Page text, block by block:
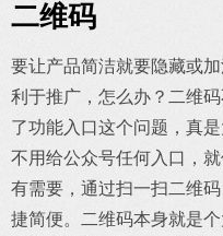
二维码
要让产品简洁就要隐藏或
利于推广，怎么办？二维
了功能入口这个问题，真
不用给公众号任何入口，
有需要，通过扫一扫二维
捷简便。二维码本身就是